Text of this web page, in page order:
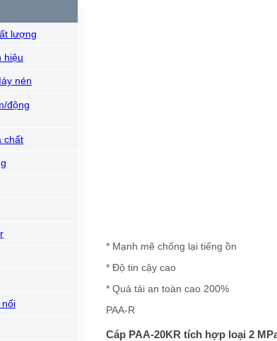
lượng
hiệu
nén
động
chất
nối
* Mạnh mẽ chống lại tiếng ồn
* Độ tin cậy cao
* Quá tải an toàn cao 200%
PAA-R
Cáp PAA-20KR tích hợp loại 2